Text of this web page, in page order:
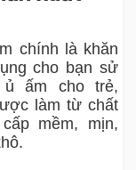
chính là khăn
cho bạn sử
ấm cho trẻ,
làm từ chất
mềm, mịn,